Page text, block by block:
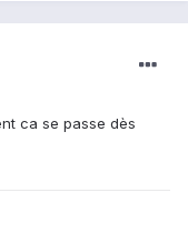
ca se passe dès